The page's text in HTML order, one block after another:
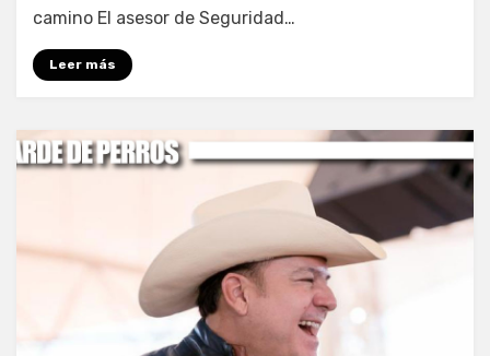
camino El asesor de Seguridad…
Leer más